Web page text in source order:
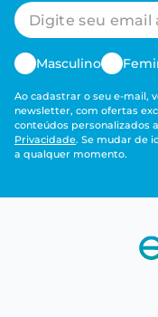
Masculino
Ao cadastrar o seu e-mail,
newsletter, com ofertas
conteúdos personalizados
Privacidade. Se mudar de
a qualquer momento.